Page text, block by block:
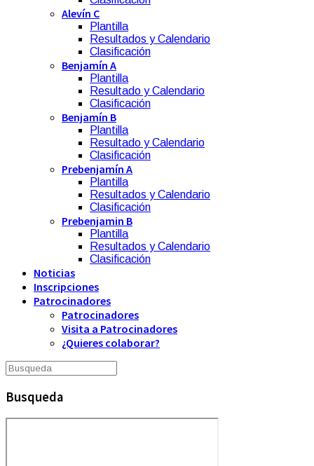
Alevín C
Plantilla
Resultados y Calendario
Clasificación
Benjamín A
Plantilla
Resultado y Calendario
Clasificación
Benjamín B
Plantilla
Resultado y Calendario
Clasificación
Prebenjamín A
Plantilla
Resultados y Calendario
Clasificación
Prebenjamin B
Plantilla
Resultados y Calendario
Clasificación
Noticias
Inscripciones
Patrocinadores
Patrocinadores
Visita a Patrocinadores
¿Quieres colaborar?
Busqueda